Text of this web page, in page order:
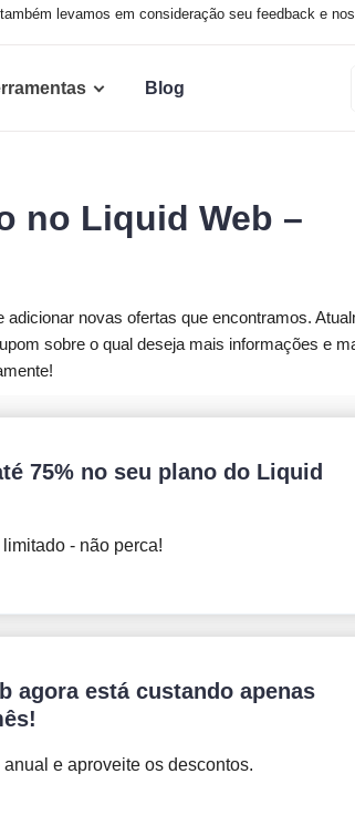
levamos em consideração seu feedback e
Blog
no Liquid Web –
novas ofertas que encontramos.
sobre o qual deseja mais informações e
75% no seu plano do Liquid
- não perca!
agora está custando apenas
e aproveite os descontos.